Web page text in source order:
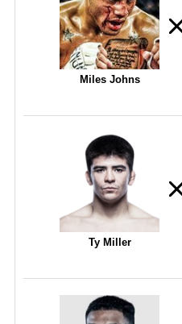
Miles Johns
Ty Miller